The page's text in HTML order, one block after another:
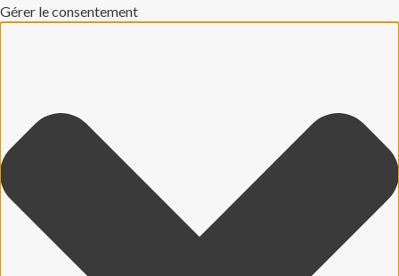
Gérer le consentement